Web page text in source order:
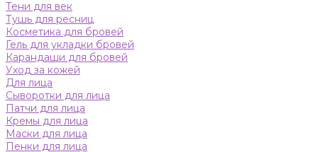
Тени для век
Тушь для ресниц
Косметика для бровей
Гель для укладки бровей
Карандаши для бровей
Уход за кожей
Для лица
Сыворотки для лица
Патчи для лица
Кремы для лица
Маски для лица
Пенки для лица